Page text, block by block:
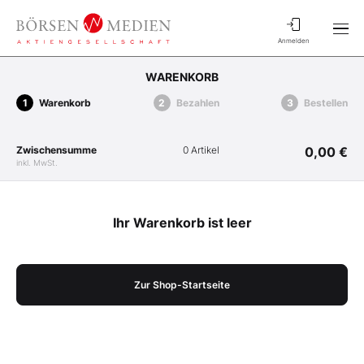
Anmelden
WARENKORB
Warenkorb Bezahlen Bestellen
Zwischensumme
inkl. MwSt.
0 Artikel 0,00 €
Ihr Warenkorb ist leer
Zur Shop-Startseite